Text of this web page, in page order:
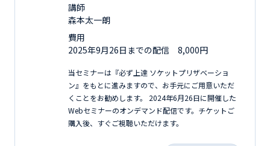
講師
森本太一朗
費用
2025年9月26日までの配信 8,000円
当セミナーは『必ず上達 ソケットプリザベーショ
ン』をもとに進みますので、お手元にご用意いただ
くことをお勧めします。 2024年6月26日に開催した
Webセミナーのオンデマンド配信です。チケットご
購入後、すぐご視聴いただけます。